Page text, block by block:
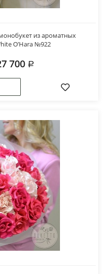
из ароматных
O’Hara №922
700